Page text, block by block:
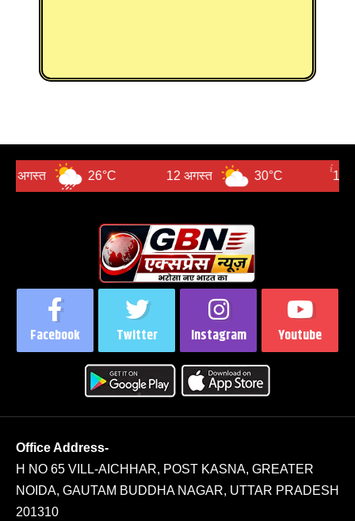
26°C 12 अगस्त 30°C 13 अगस्त
Office Address-
H NO 65 VILL-AICHHAR, POST KASNA, GREATER
NOIDA, GAUTAM BUDDHA NAGAR, UTTAR PRADESH
201310
Facebook Twitter Instagram Youtube